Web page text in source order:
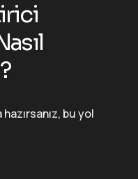
bu yol